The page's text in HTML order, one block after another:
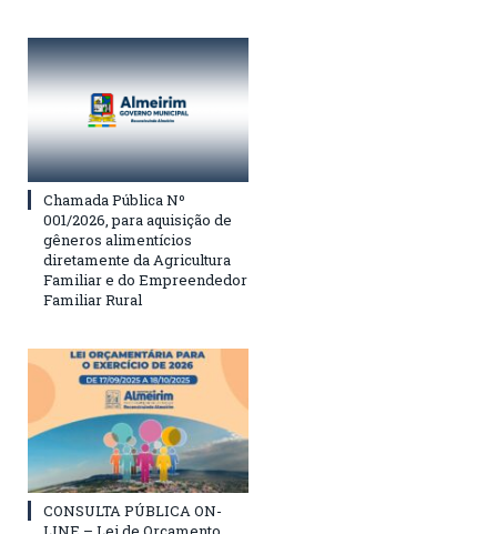
Chamada Pública Nº
001/2026, para aquisição de
gêneros alimentícios
diretamente da Agricultura
Familiar e do Empreendedor
Familiar Rural
CONSULTA PÚBLICA ON-